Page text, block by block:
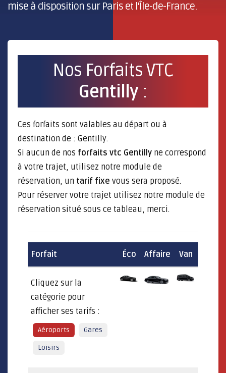
mise à disposition sur Paris et l'Île-de-France.
Nos Forfaits VTC
Gentilly:
Ces forfaits sont valables au départ ou à
destination de : Gentilly.
Si aucun de nos forfaits vtc Gentilly ne correspond
à votre trajet, utilisez notre module de
réservation, un tarif fixe vous sera proposé.
Pour réserver votre trajet utilisez notre module de
réservation situé sous ce tableau, merci.
Forfait Éco Affaire Van
Cliquez sur la
catégorie pour
afficher ses tarifs :
Aéroports Gares
Loisirs